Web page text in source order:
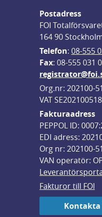
Postadress
FOI
164 90
Telefon: 08-555
Fax: 08-555 031
Org.nr: 202100-
VAT
Fakturaadress
PEPPOL ID:
EDI adress:
Org nr: 202100-
VAN operatör:
Fakturor till FOI
Kontakta